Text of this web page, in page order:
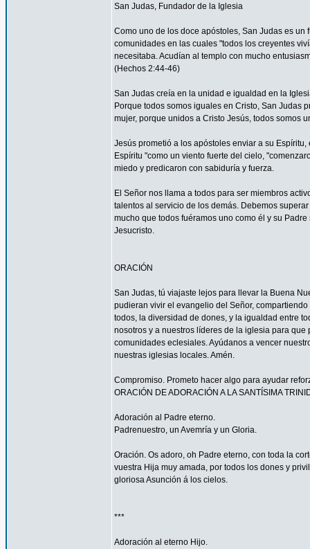
San Judas, Fundador de la Iglesia
Como uno de los doce apóstoles, San Judas es
comunidades en las cuales "todos los creyentes
necesitaba. Acudían al templo con mucho
(Hechos 2:44-46)
San Judas creía en la unidad e igualdad en la
Porque todos somos iguales en Cristo, San Judas
mujer, porque unidos a Cristo Jesús, todos somos
Jesús prometió a los apóstoles enviar a su
Espíritu "como un viento fuerte del cielo,
miedo y predicaron con sabiduría y fuerza.
El Señor nos llama a todos para ser miembros
talentos al servicio de los demás. Debemos
mucho que todos fuéramos uno como él y su
Jesucristo.
ORACIÓN
San Judas, tú viajaste lejos para llevar la Buena
pudieran vivir el evangelio del Señor,
todos, la diversidad de dones, y la igualdad entre
nosotros y a nuestros líderes de la iglesia para
comunidades eclesiales. Ayúdanos a vencer
nuestras iglesias locales. Amén.
Compromiso. Prometo hacer algo para ayudar
ORACIÓN DE ADORACIÓN A LA SANTÍSIMA
Adoración al Padre eterno.
Padrenuestro, un Avemría y un Gloria.
Oración. Os adoro, oh Padre eterno, con toda la
vuestra Hija muy amada, por todos los dones y
gloriosa Asunción á los cielos.
***
Adoración al eterno Hijo.